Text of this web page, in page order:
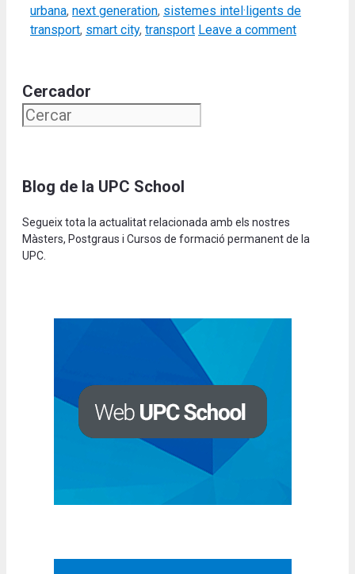
urbana, next generation, sistemes intel·ligents de
transport, smart city, transport Leave a comment
Cercador
Blog de la UPC School
Segueix tota la actualitat relacionada amb els nostres
Màsters, Postgraus i Cursos de formació permanent de la
UPC.